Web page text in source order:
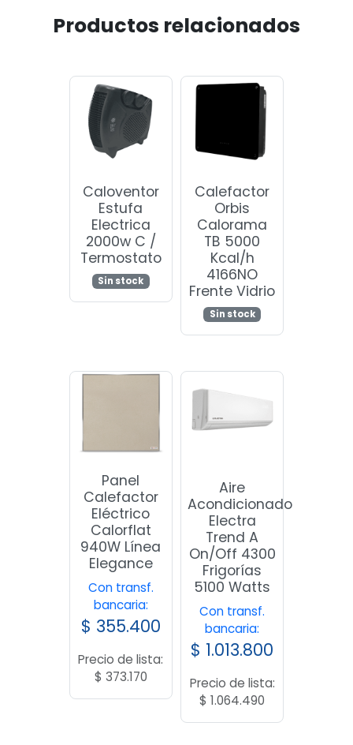
Productos relacionados
Caloventor
Estufa
Electrica
2000w C /
Termostato
Sin stock
Calefactor
Orbis
Calorama
TB 5000
Kcal/h
4166NO
Frente Vidrio
Sin stock
Panel
Calefactor
Eléctrico
Calorflat
940W Línea
Elegance
Con transf.
bancaria:
$ 355.400
Precio de lista:
$ 373.170
Aire
Acondicionado
Electra
Trend A
On/Off 4300
Frigorías
5100 Watts
Con transf.
bancaria:
$ 1.013.800
Precio de lista:
$ 1.064.490